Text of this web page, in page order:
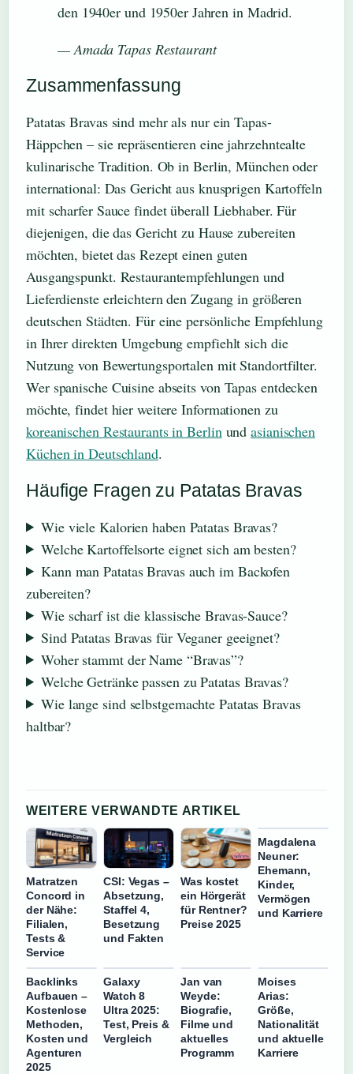
den 1940er und 1950er Jahren in Madrid.
— Amada Tapas Restaurant
Zusammenfassung
Patatas Bravas sind mehr als nur ein Tapas-
Häppchen – sie repräsentieren eine jahrzehntealte
kulinarische Tradition. Ob in Berlin, München oder
international: Das Gericht aus knusprigen Kartoffeln
mit scharfer Sauce findet überall Liebhaber. Für
diejenigen, die das Gericht zu Hause zubereiten
möchten, bietet das Rezept einen guten
Ausgangspunkt. Restaurantempfehlungen und
Lieferdienste erleichtern den Zugang in größeren
deutschen Städten. Für eine persönliche Empfehlung
in Ihrer direkten Umgebung empfiehlt sich die
Nutzung von Bewertungsportalen mit Standortfilter.
Wer spanische Cuisine abseits von Tapas entdecken
möchte, findet hier weitere Informationen zu
koreanischen Restaurants in Berlinundasianischen
Küchen in Deutschland.
Häufige Fragen zu Patatas Bravas
Wie viele Kalorien haben Patatas Bravas?
Welche Kartoffelsorte eignet sich am besten?
Kann man Patatas Bravas auch im Backofen
zubereiten?
Wie scharf ist die klassische Bravas-Sauce?
Sind Patatas Bravas für Veganer geeignet?
Woher stammt der Name “Bravas”?
Welche Getränke passen zu Patatas Bravas?
Wie lange sind selbstgemachte Patatas Bravas
haltbar?
WEITERE VERWANDTE ARTIKEL
Matratzen
Concord in
der Nähe:
Filialen,
Tests &
Service
CSI: Vegas –
Absetzung,
Staffel 4,
Besetzung
und Fakten
Was kostet
ein Hörgerät
für Rentner?
Preise 2025
Magdalena
Neuner:
Ehemann,
Kinder,
Vermögen
und Karriere
Backlinks
Aufbauen –
Kostenlose
Methoden,
Kosten und
Agenturen
2025
Galaxy
Watch 8
Ultra 2025:
Test, Preis &
Vergleich
Jan van
Weyde:
Biografie,
Filme und
aktuelles
Programm
Moises
Arias:
Größe,
Nationalität
und aktuelle
Karriere